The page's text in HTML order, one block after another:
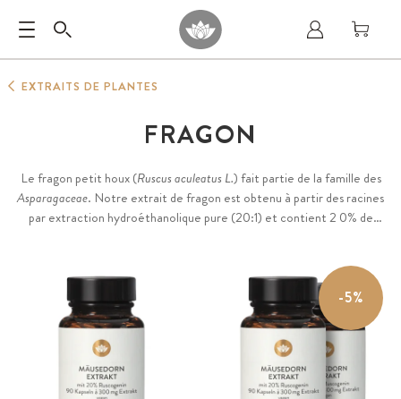
EXTRAITS DE PLANTES
FRAGON
Le fragon petit houx (Ruscus aculeatus L.) fait partie de la famille des
Asparagaceae. Notre extrait de fragon est obtenu à partir des racines
par extraction hydroéthanolique pure (20:1) et contient 2 0% de
-5%